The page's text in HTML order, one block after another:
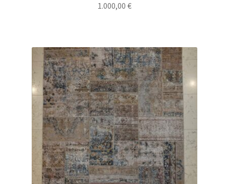
1.000,00 €